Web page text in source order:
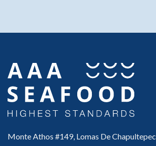
Monte Athos #149, Lomas De Chapultepec